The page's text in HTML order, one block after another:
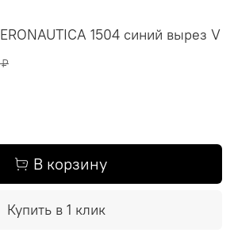
1504 синий вырез V
₽
В корзину
Купить в 1 клик